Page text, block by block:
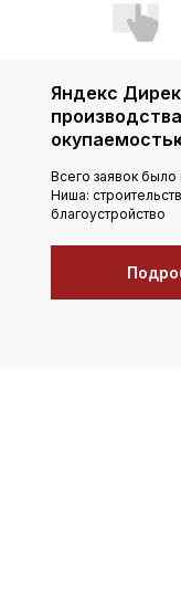
Яндекс
Всего заявок
Ниша:
благоустройство